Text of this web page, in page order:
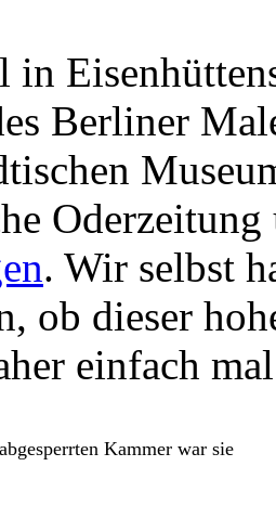
in
Berliner
. Wir selbst
ob dieser
einfach
Kammer war sie